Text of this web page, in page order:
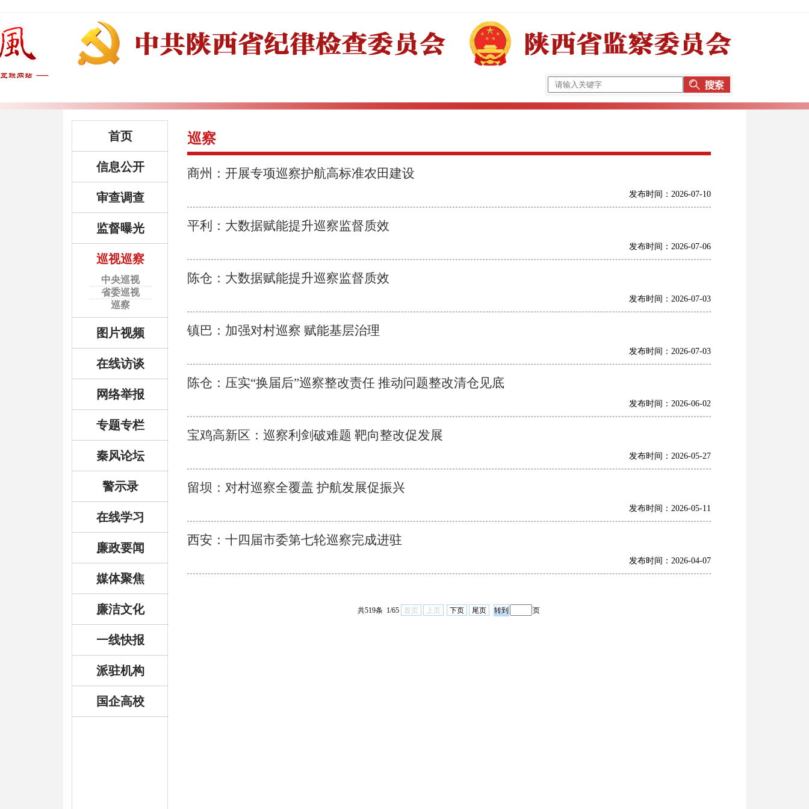
首页
信息公开
审查调查
监督曝光
巡视巡察
中央巡视
省委巡视
巡察
图片视频
在线访谈
网络举报
专题专栏
秦风论坛
警示录
在线学习
廉政要闻
媒体聚焦
廉洁文化
一线快报
派驻机构
国企高校
巡察
商州：开展专项巡察护航高标准农田建设
发布时间：2026-07-10
平利：大数据赋能提升巡察监督质效
发布时间：2026-07-06
陈仓：大数据赋能提升巡察监督质效
发布时间：2026-07-03
镇巴：加强对村巡察 赋能基层治理
发布时间：2026-07-03
陈仓：压实“换届后”巡察整改责任 推动问题整改清仓见底
发布时间：2026-06-02
宝鸡高新区：巡察利剑破难题 靶向整改促发展
发布时间：2026-05-27
留坝：对村巡察全覆盖 护航发展促振兴
发布时间：2026-05-11
西安：十四届市委第七轮巡察完成进驻
发布时间：2026-04-07
共519条 1/65 首页 上页 下页 尾页 页